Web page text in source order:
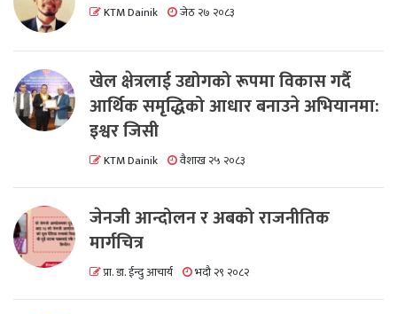
KTM Dainik जेठ २७ २०८३
खेल क्षेत्रलाई उद्योगको रूपमा विकास गर्दै
आर्थिक समृद्धिको आधार बनाउने अभियानमा:
इश्वर जिसी
KTM Dainik वैशाख २५ २०८३
जेनजी आन्दोलन र अबको राजनीतिक
मार्गचित्र
प्रा. डा. ईन्दु आचार्य भदौ २९ २०८२